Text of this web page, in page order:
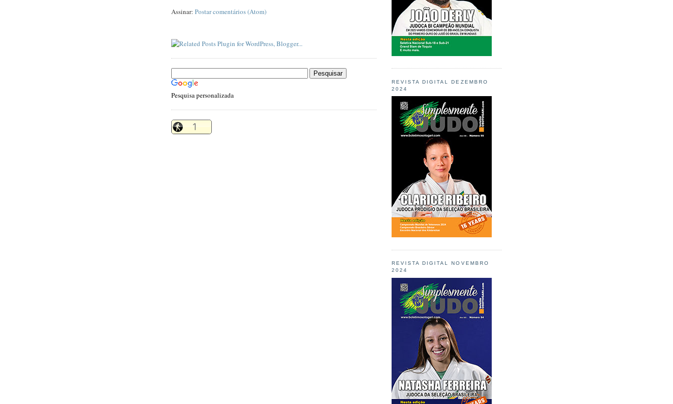
Assinar: Postar comentários (Atom)
Pesquisa personalizada
REVISTA DIGITAL DEZEMBRO
2024
REVISTA DIGITAL NOVEMBRO
2024